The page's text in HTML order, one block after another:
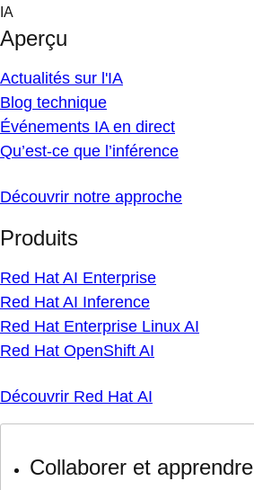
Skip
content
IA
Aperçu
Actualités sur l'IA
Blog technique
Événements IA en direct
Qu’est-ce que l’inférence
Découvrir notre approche
Produits
Red Hat AI Enterprise
Red Hat AI Inference
Red Hat Enterprise Linux AI
Red Hat OpenShift AI
Découvrir Red Hat AI
Collaborer et apprendre